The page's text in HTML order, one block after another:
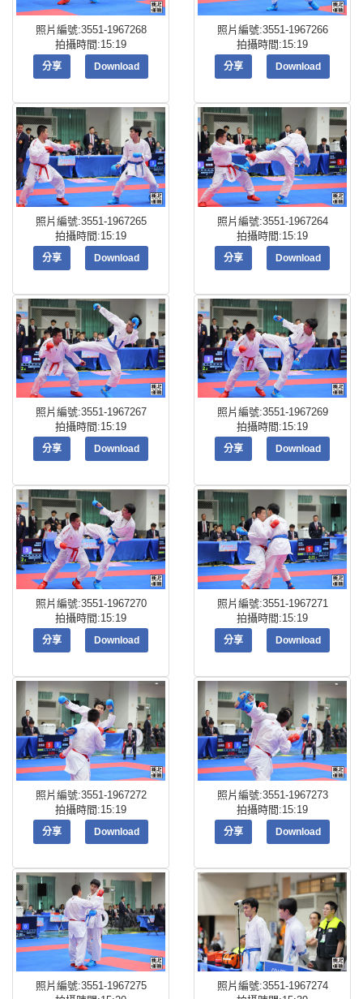
照片編號:3551-1967268
拍攝時間:15:19
分享 Download
照片編號:3551-1967266
拍攝時間:15:19
分享 Download
照片編號:3551-1967265
拍攝時間:15:19
分享 Download
照片編號:3551-1967264
拍攝時間:15:19
分享 Download
照片編號:3551-1967267
拍攝時間:15:19
分享 Download
照片編號:3551-1967269
拍攝時間:15:19
分享 Download
照片編號:3551-1967270
拍攝時間:15:19
分享 Download
照片編號:3551-1967271
拍攝時間:15:19
分享 Download
照片編號:3551-1967272
拍攝時間:15:19
分享 Download
照片編號:3551-1967273
拍攝時間:15:19
分享 Download
照片編號:3551-1967275
照片編號:3551-1967274